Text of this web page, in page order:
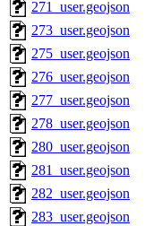
271_user.geojson
273_user.geojson
275_user.geojson
276_user.geojson
277_user.geojson
278_user.geojson
280_user.geojson
281_user.geojson
282_user.geojson
283_user.geojson